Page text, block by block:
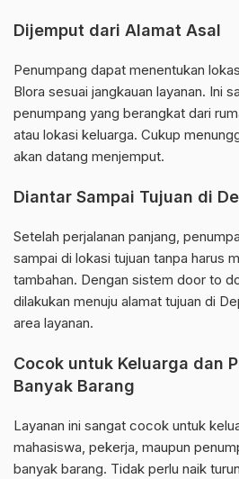
Dijemput dari Alamat Asal
Penumpang dapat menentukan
Blora sesuai jangkauan layanan. Ini
penumpang yang berangkat dari
atau lokasi keluarga. Cukup
akan datang menjemput.
Diantar Sampai Tujuan di
Setelah perjalanan panjang,
sampai di lokasi tujuan tanpa harus
tambahan. Dengan sistem door to
dilakukan menuju alamat tujuan di
area layanan.
Cocok untuk Keluarga dan
Banyak Barang
Layanan ini sangat cocok untuk
mahasiswa, pekerja, maupun
banyak barang. Tidak perlu naik